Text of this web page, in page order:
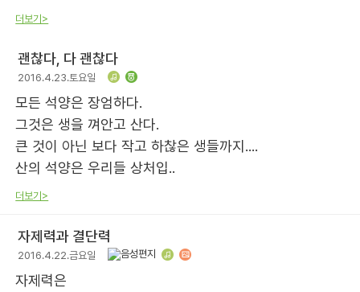
더보기>
괜찮다, 다 괜찮다
2016.4.23.토요일
모든 석양은 장엄하다.
그것은 생을 껴안고 산다.
큰 것이 아닌 보다 작고 하찮은 생들까지....
산의 석양은 우리들 상처입..
더보기>
자제력과 결단력
2016.4.22.금요일
자제력은